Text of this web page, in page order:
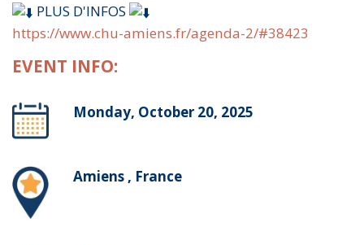
PLUS D'INFOS
https://www.chu-amiens.fr/agenda-2/#38423
EVENT INFO:
Monday, October 20, 2025
Amiens , France